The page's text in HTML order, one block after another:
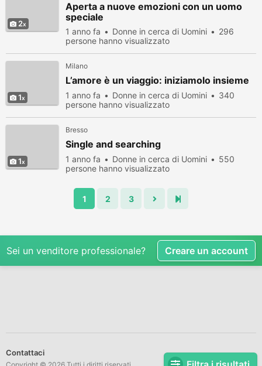
2
Aperta a nuove emozioni con un uomo
speciale
1 anno fa Donne in cerca di Uomini
296
persone hanno visualizzato
1
Milano
L’amore è un viaggio: iniziamolo insieme
1 anno fa Donne in cerca di Uomini
340
persone hanno visualizzato
1
Bresso
Single and searching
1 anno fa Donne in cerca di Uomini
550
persone hanno visualizzato
1 2 3
Sei un venditore professionale? Creare un account
Contattaci